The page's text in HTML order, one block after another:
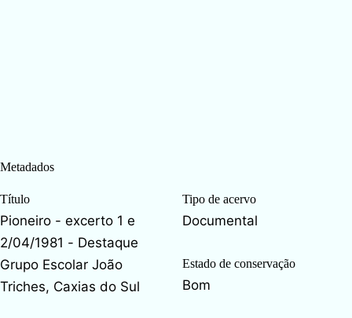
Metadados
Título
Pioneiro - excerto 1 e
2/04/1981 - Destaque
Grupo Escolar João
Triches, Caxias do Sul
Tipo de acervo
Documental
Estado de conservação
Bom